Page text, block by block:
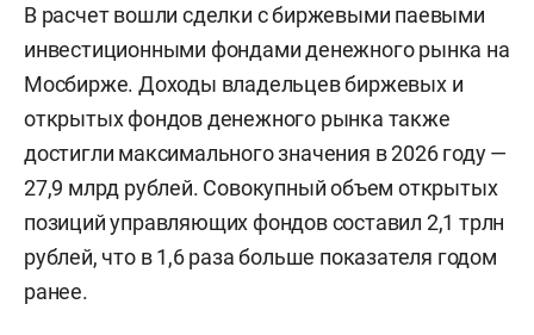
В расчет вошли сделки с биржевыми паевыми
инвестиционными фондами денежного рынка на
Мосбирже. Доходы владельцев биржевых и
открытых фондов денежного рынка также
достигли максимального значения в 2026 году —
27,9 млрд рублей. Совокупный объем открытых
позиций управляющих фондов составил 2,1 трлн
рублей, что в 1,6 раза больше показателя годом
ранее.